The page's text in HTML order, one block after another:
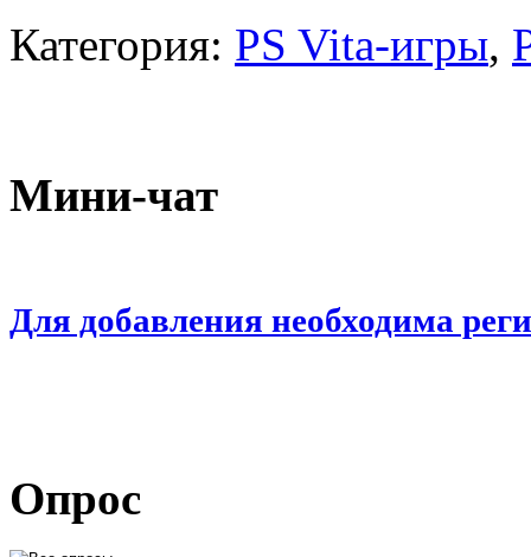
Категория: PS Vita-игры,
Мини-чат
Для добавления необходима
Опрос